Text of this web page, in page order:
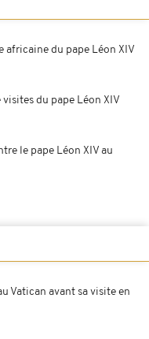
africaine du pape Léon XIV
du pape Léon XIV
le pape Léon XIV au
Vatican avant sa visite en